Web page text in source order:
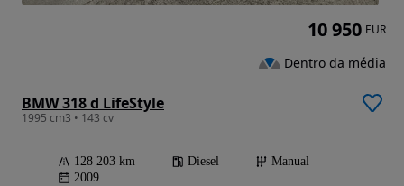
BMW 318 d LifeStyle
1995 cm3 • 143 cv
128 203 km Diesel
Manual
2009
10 950 EUR
Dentro da média